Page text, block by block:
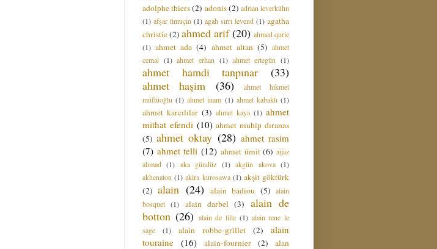
adolphe thiers(2) adonis(2) adrian leverkühn
(1) afşar timuçin (1) agah sırrı levend (1) agatha
christie(2) ahmed arif (20) ahmed qurie
(1) ahmet ada (4) ahmet altan (5) ahmet
cemal (1) ahmet erhan (1) ahmet ertegün (1)
ahmet hamdi tanpınar
(33)
ahmet haşim
(36)
ahmet hikmet
müftüoğlu (1) ahmet inam (1) ahmet kabaklı (1)
ahmet karcılılar (3) ahmet kaya (1) ahmet
mithat efendi (10) ahmet muhip dıranas
(5) ahmet oktay (28) ahmet rasim
(7) ahmet telli (12) ahmet ümit (6) aijaz
ahmad (1) aka gündüz (1) akgün akova (1)
akhenaton (1) akira kurosawa (1) akşit göktürk
(2) alain (24) alain badiou (5) alain
bosquet (1) alain darbel (3)
alain de
botton (26) alain de lille (1) alain rene le
sage
(1) alain robbe-grillet (2)
alain
touraine (16) alain-fournier (2)
alan